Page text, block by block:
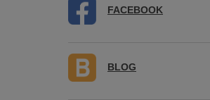
FACEBOOK
BLOG